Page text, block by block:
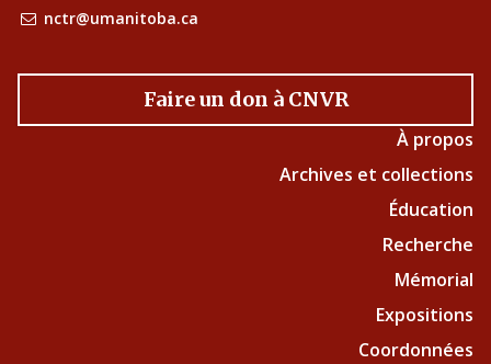
nctr@umanitoba.ca
Faire un don à CNVR
À propos
Archives et collections
Éducation
Recherche
Mémorial
Expositions
Coordonnées